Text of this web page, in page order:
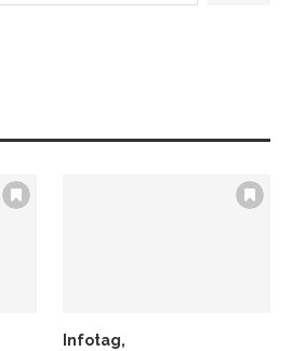
Infotag,